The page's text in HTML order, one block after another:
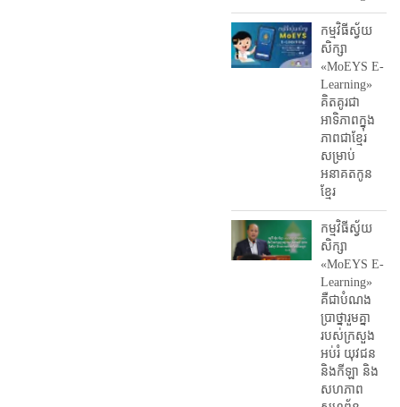
កម្មវិធីស្វ័យ
សិក្សា
«MoEYS E-
Learning»
គិតគូរជា
អាទិភាពក្នុង
ភាពជាខ្មែរ
សម្រាប់
អនាគតកូន
ខ្មែរ
កម្មវិធីស្វ័យ
សិក្សា
«MoEYS E-
Learning»
គឺជាបំណង
ប្រាថ្នារួមគ្នា
របស់ក្រសួង
អប់រំ​ យុវជន
និងកីឡា និង
សហភាព